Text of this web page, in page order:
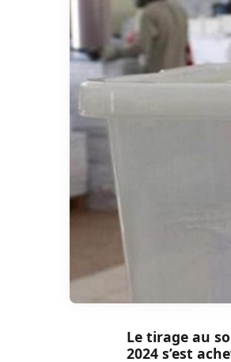
Le tirage au
2024 s’est